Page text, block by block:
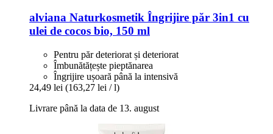
alviana Naturkosmetik Îngrijire păr 3in1 cu
ulei de cocos bio, 150 ml
Pentru păr deteriorat și deteriorat
Îmbunătățește pieptănarea
Îngrijire ușoară până la intensivă
24,49 lei (163,27 lei / l)
Livrare până la data de 13. august